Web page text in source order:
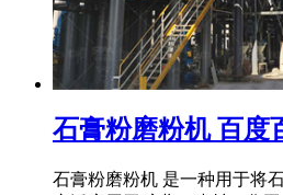
石膏粉磨粉机 百度
石膏粉磨粉机 ‌是一种用于将